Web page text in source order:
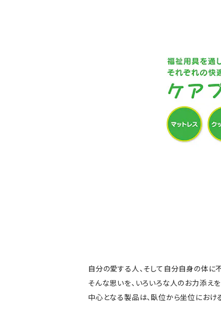
自分の愛する人、そして自分自身の体に
そんな思いを、いろいろな人のお力添え
中心となる製品は、臥位から坐位におけ